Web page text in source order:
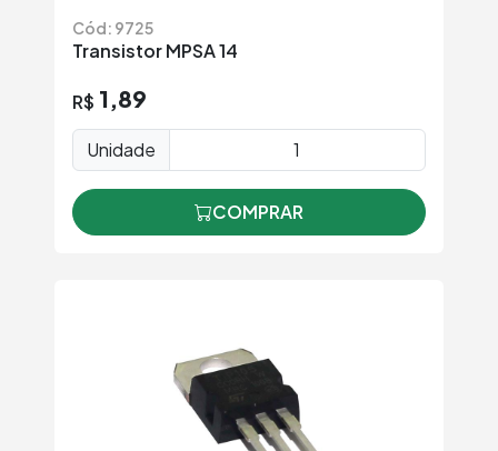
Cód: 9725
Transistor MPSA 14
R$ 1,89
Unidade
COMPRAR